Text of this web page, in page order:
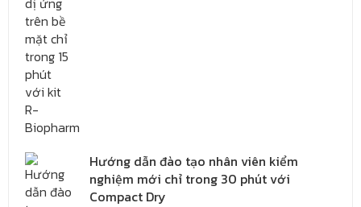
Hướng dẫn đào tạo nhân viên kiểm
nghiệm mới chỉ trong 30 phút với
Compact Dry